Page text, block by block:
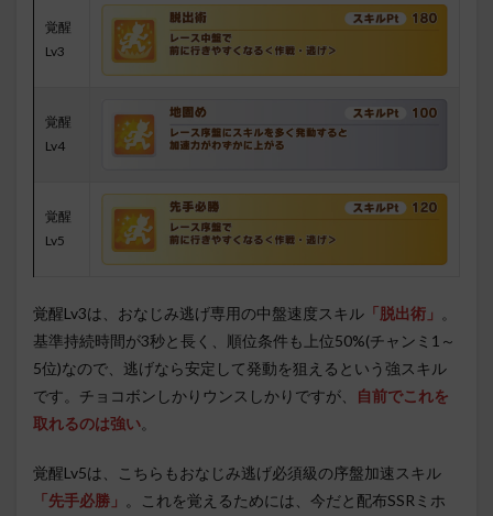
覚醒
Lv3
覚醒
Lv4
覚醒
Lv5
覚醒Lv3は、おなじみ逃げ専用の中盤速度スキル 「脱出術」 。
基準持続時間が3秒と長く、順位条件も上位50%(チャンミ1～
5位)なので、逃げなら安定して発動を狙えるという強スキル
です。チョコボンしかりウンスしかりですが、
自前でこれを
取れるのは強い。
覚醒Lv5は、こちらもおなじみ逃げ必須級の序盤加速スキル
「先手必勝」 。
これを覚えるためには、今だと配布SSRミホ